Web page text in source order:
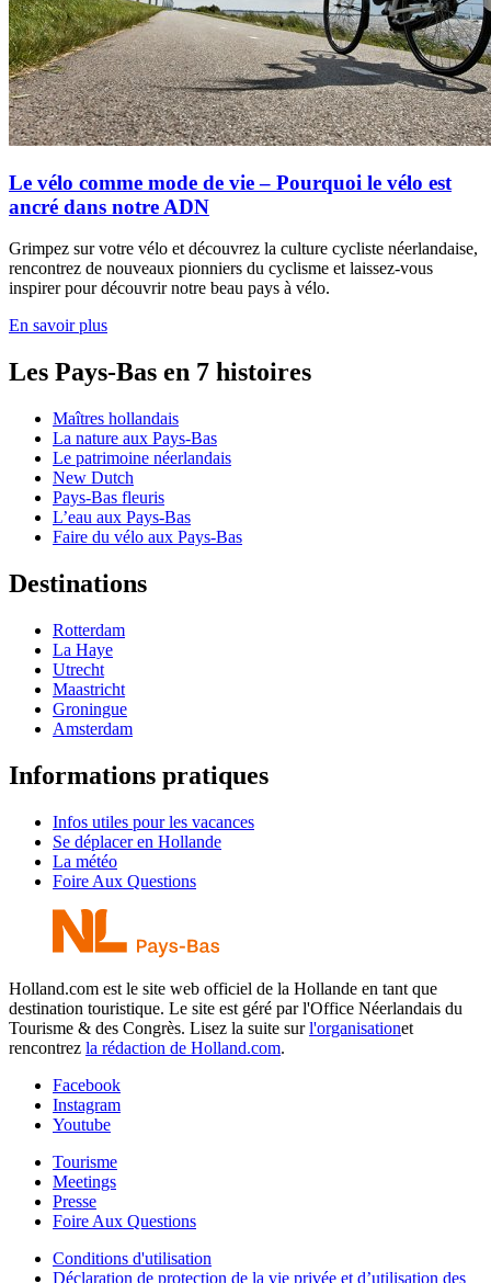
Le vélo comme mode de vie – Pourquoi le vélo est
ancré dans notre ADN
Grimpez sur votre vélo et découvrez la culture cycliste néerlandaise,
rencontrez de nouveaux pionniers du cyclisme et laissez-vous
inspirer pour découvrir notre beau pays à vélo.
En savoir plus
Les Pays-Bas en 7 histoires
Maîtres hollandais
La nature aux Pays-Bas
Le patrimoine néerlandais
New Dutch
Pays-Bas fleuris
L’eau aux Pays-Bas
Faire du vélo aux Pays-Bas
Destinations
Rotterdam
La Haye
Utrecht
Maastricht
Groningue
Amsterdam
Informations pratiques
Infos utiles pour les vacances
Se déplacer en Hollande
La météo
Foire Aux Questions
Holland.com est le site web officiel de la Hollande en tant que
destination touristique. Le site est géré par l'Office Néerlandais du
Tourisme & des Congrès. Lisez la suite surl'organisationet
rencontrez la rédaction de Holland.com.
Facebook
Instagram
Youtube
Tourisme
Meetings
Presse
Foire Aux Questions
Conditions d'utilisation
Déclaration de protection de la vie privée et d’utilisation des